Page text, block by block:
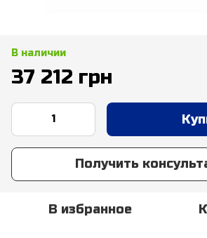
В наличии
37 212 грн
Получить
В избранное